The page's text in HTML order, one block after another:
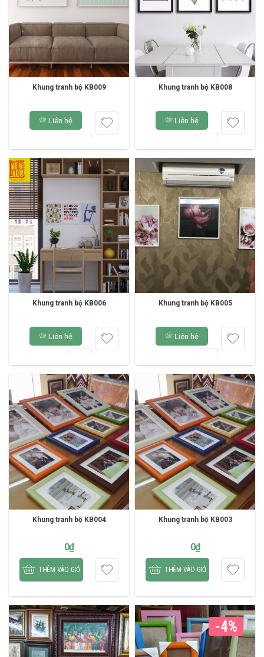
Khung tranh bộ KB009
Liên hệ
Khung tranh bộ KB008
Liên hệ
Khung tranh bộ KB006
Liên hệ
Khung tranh bộ KB005
Liên hệ
Khung tranh bộ KB004
0₫
THÊM VÀO GIỎ
Khung tranh bộ KB003
0₫
THÊM VÀO GIỎ
-4%